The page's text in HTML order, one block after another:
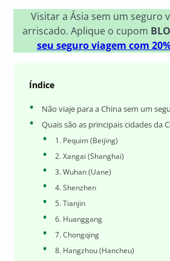
Visitar a Ásia sem um seguro
arriscado. Aplique o cupom
seu seguro viagem com
Índice
Não viaje para a China sem um
Quais são as principais cidades da
1. Pequim (Beijing)
2. Xangai (Shanghai)
3. Wuhan (Uane)
4. Shenzhen
5. Tianjin
6. Huanggang
7. Chongqing
8. Hangzhou (Hancheu)